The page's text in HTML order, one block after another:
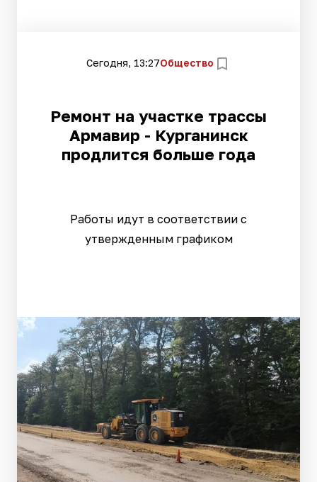
Сегодня, 13:27Общество
Ремонт на участке трассы
Армавир - Курганинск
продлится больше года
Работы идут в соответствии с
утвержденным графиком